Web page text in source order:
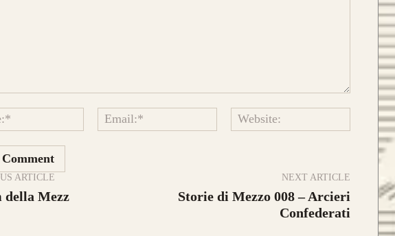
la composizione a
Tre Lamine in legno.
Name:*
Email:* Website:
ARTICLE
della Mezz
NEXT ARTICLE
Storie di Mezzo 008 – Arcieri
Confederati